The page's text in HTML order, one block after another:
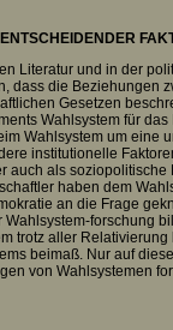
Literatur und in der
dass die Beziehungen
Gesetzen
Wahlsystem für
Wahlsystem um eine
institutionelle
auch als
haben dem
an die Frage
forschung
trotz aller
beimaß. Nur auf
von Wahlsystemen